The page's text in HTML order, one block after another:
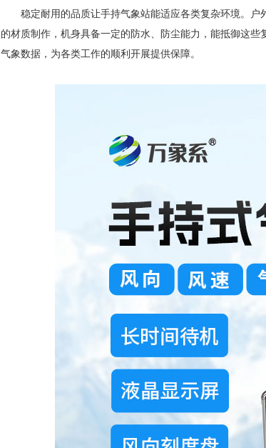
稳定耐用的品质让手持气象站能适应各类复杂环境。
的材质制作，机身具备一定的防水、防尘能力，能抵御这
气象数据，为各类工作的顺利开展提供保障。